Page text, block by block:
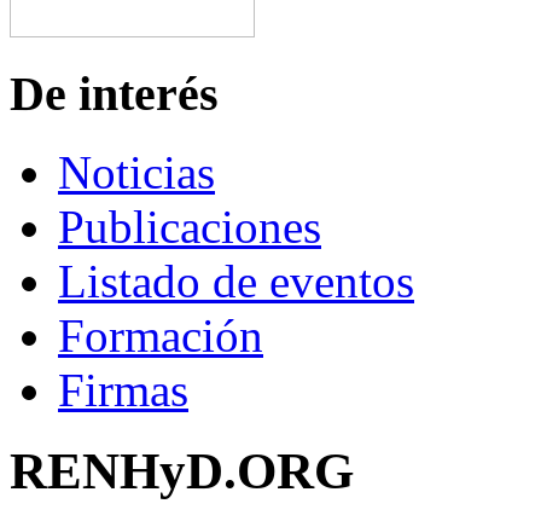
De interés
Noticias
Publicaciones
Listado de eventos
Formación
Firmas
RENHyD.ORG